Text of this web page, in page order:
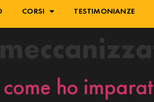
CORSI TESTIMONIANZE
ho